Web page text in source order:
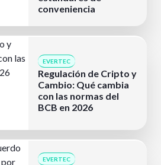
conveniencia
EVERTEC
Regulación de Cripto y
Cambio: Qué cambia
con las normas del
BCB en 2026
EVERTEC